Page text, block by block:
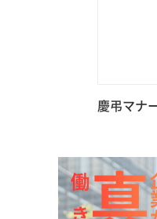
慶弔マナ